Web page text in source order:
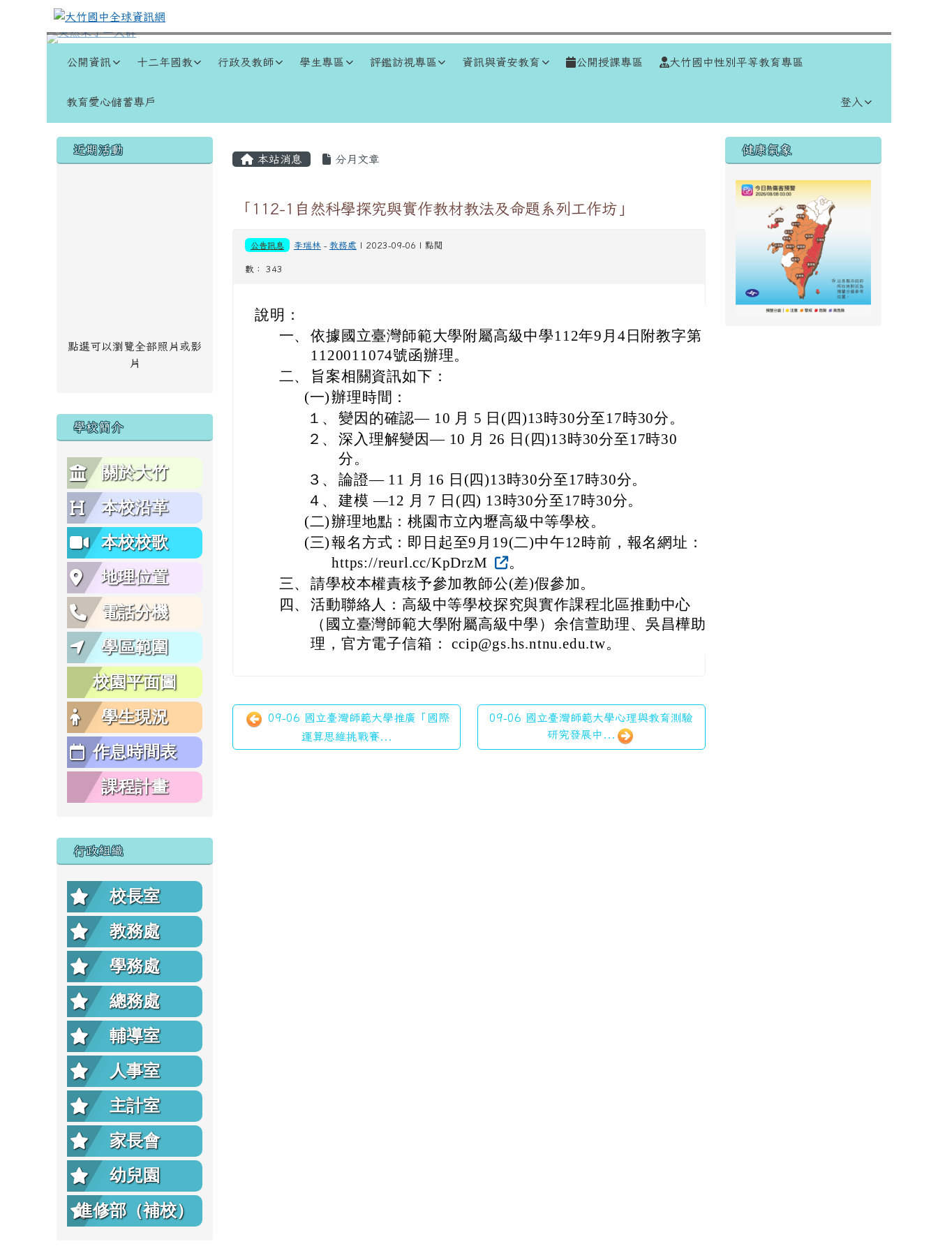
跳至主內容區
大竹國中全球資訊網
公開資訊 十二年國教 行政及教師 學生專區 評鑑訪視專區 資訊與資安教育 公開授課專區 大竹國中性別平等教育專區
教育愛心儲蓄專戶 登入
左邊區域內容
近期活動
點選可以瀏覽全部照片或影
片
學校簡介
關於大竹
本校沿革
本校校歌
地理位置
電話分機
學區範圍
校園平面圖
學生現況
作息時間表
課程計畫
行政組織
校長室
教務處
學務處
總務處
輔導室
人事室
主計室
家長會
幼兒園
進修部（補校）
主內容區域
本站消息 分月文章
「112-1自然科學探究與實作教材教法及命題系列工作坊」
公告訊息 李瑞林- 教務處 | 2023-09-06 | 點閱
數： 343
說明：
一、 依據國立臺灣師範大學附屬高級中學112年9月4日附教字第
1120011074號函辦理。
二、
旨案相關資訊如下：
(一)辦理時間：
１、 變因的確認— 10 月 5 日(四)13時30分至17時30分。
２、 深入理解變因— 10 月 26 日(四)13時30分至17時30
分。
３、 論證— 11 月 16 日(四)13時30分至17時30分。
４、 建模 —12 月 7 日(四) 13時30分至17時30分。
(二)辦理地點：桃園市立內壢高級中等學校。
(三)報名方式：即日起至9月19(二)中午12時前，報名網址：
https://reurl.cc/KpDrzM
。
三、 請學校本權責核予參加教師公(差)假參加。
四、 活動聯絡人：高級中等學校探究與實作課程北區推動中心
（國立臺灣師範大學附屬高級中學）余信萱助理、吳昌樺助
理，官方電子信箱： ccip@gs.hs.ntnu.edu.tw。
09-06 國立臺灣師範大學推廣「國際
運算思維挑戰賽...
09-06 國立臺灣師範大學心理與教育測驗
研究發展中...
右邊區域內容
健康氣象
頁尾區域